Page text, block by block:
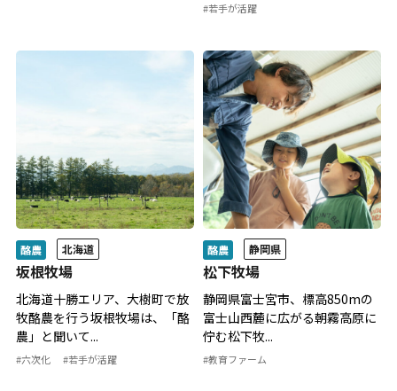
#若手が活躍
酪農 北海道
坂根牧場
北海道十勝エリア、大樹町で放
牧酪農を行う坂根牧場は、「酪
農」と聞いて...
#六次化 #若手が活躍
酪農 静岡県
松下牧場
静岡県富士宮市、標高850mの
富士山西麓に広がる朝霧高原に
佇む松下牧...
#教育ファーム